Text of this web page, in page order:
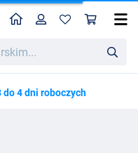
HomeProfil
do 4 dni roboczych